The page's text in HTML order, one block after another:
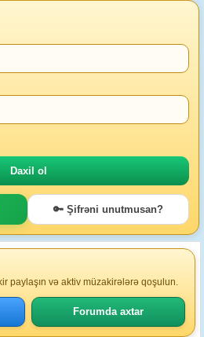
🔑 Şifrəni unutmusan?
paylaşın və aktiv müzakirələrə qoşulun.
Forumda axtar